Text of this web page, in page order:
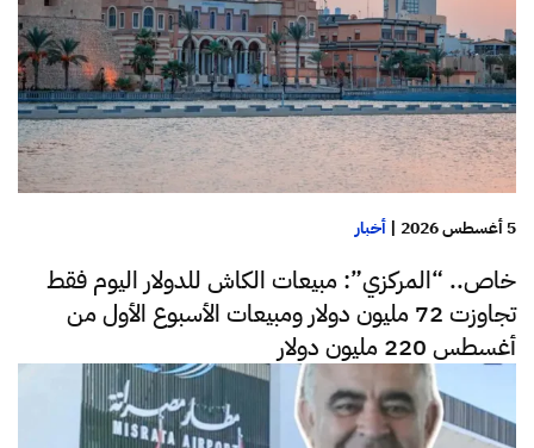
5 أغسطس 2026 | أخبار
خاص.. “المركزي”: مبيعات الكاش للدولار اليوم فقط
تجاوزت 72 مليون دولار ومبيعات الأسبوع الأول من
أغسطس 220 مليون دولار